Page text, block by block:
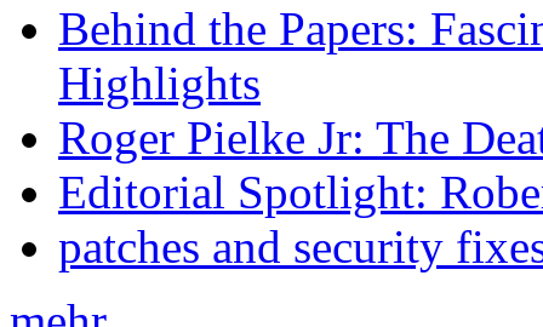
Behind the Papers:
Highlights
Roger Pielke Jr: The
Editorial Spotlight:
patches and security